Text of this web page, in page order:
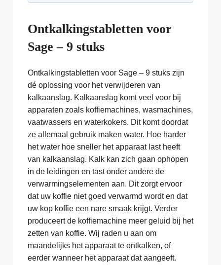
Ontkalkingstabletten voor
Sage – 9 stuks
Ontkalkingstabletten voor Sage – 9 stuks zijn
dé oplossing voor het verwijderen van
kalkaanslag. Kalkaanslag komt veel voor bij
apparaten zoals koffiemachines, wasmachines,
vaatwassers en waterkokers. Dit komt doordat
ze allemaal gebruik maken water. Hoe harder
het water hoe sneller het apparaat last heeft
van kalkaanslag. Kalk kan zich gaan ophopen
in de leidingen en tast onder andere de
verwarmingselementen aan. Dit zorgt ervoor
dat uw koffie niet goed verwarmd wordt en dat
uw kop koffie een nare smaak krijgt. Verder
produceert de koffiemachine meer geluid bij het
zetten van koffie. Wij raden u aan om
maandelijks het apparaat te ontkalken, of
eerder wanneer het apparaat dat aangeeft.